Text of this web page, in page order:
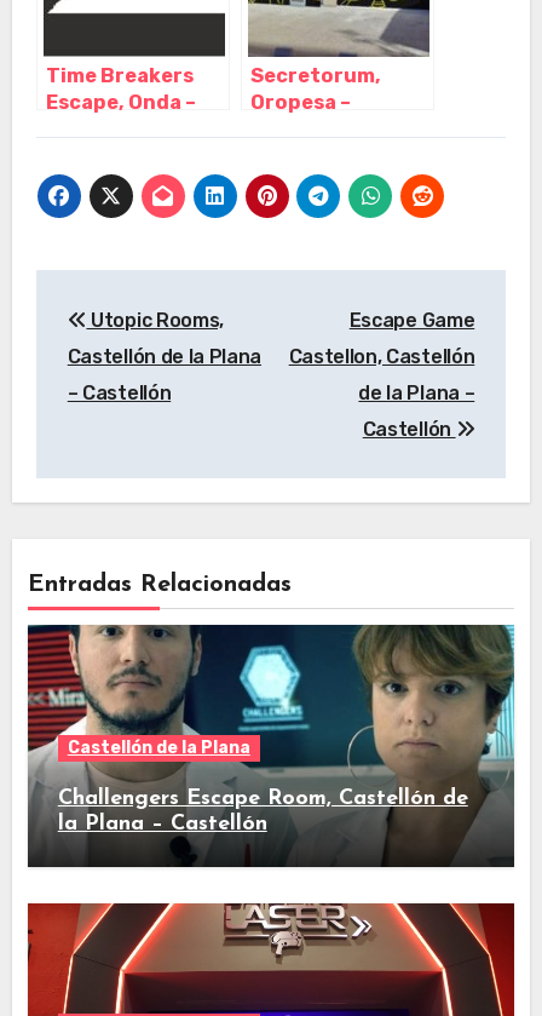
Time Breakers
Escape, Onda –
Secretorum,
Oropesa –
de
entradas
Utopic Rooms,
Castellón de la Plana
– Castellón
Escape Game
Castellon, Castellón
de la Plana –
Castellón
Entradas Relacionadas
Castellón de la Plana
Challengers Escape Room, Castellón de
la Plana – Castellón